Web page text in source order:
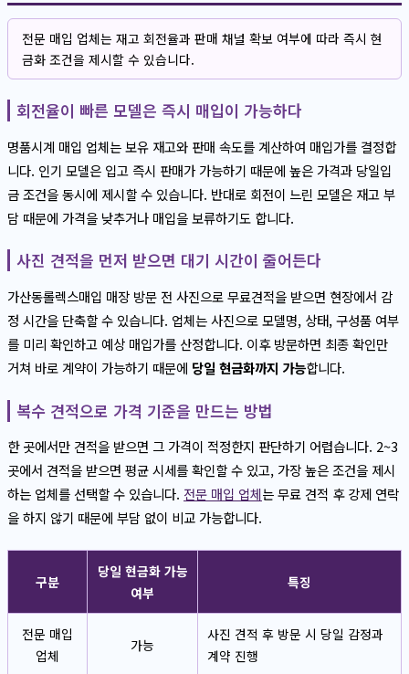
전문 매입 업체는 재고 회전율과 판매 채널 확보 여부에 따라 즉시 현
금화 조건을 제시할 수 있습니다.
회전율이 빠른 모델은 즉시 매입이 가능하다
명품시계 매입 업체는 보유 재고와 판매 속도를 계산하여 매입가를 결정합
니다. 인기 모델은 입고 즉시 판매가 가능하기 때문에 높은 가격과 당일입
금 조건을 동시에 제시할 수 있습니다. 반대로 회전이 느린 모델은 재고 부
담 때문에 가격을 낮추거나 매입을 보류하기도 합니다.
사진 견적을 먼저 받으면 대기 시간이 줄어든다
가산동롤렉스매입 매장 방문 전 사진으로 무료견적을 받으면 현장에서 감
정 시간을 단축할 수 있습니다. 업체는 사진으로 모델명, 상태, 구성품 여부
를 미리 확인하고 예상 매입가를 산정합니다. 이후 방문하면 최종 확인만
거쳐 바로 계약이 가능하기 때문에 당일 현금화까지 가능합니다.
복수 견적으로 가격 기준을 만드는 방법
한 곳에서만 견적을 받으면 그 가격이 적정한지 판단하기 어렵습니다. 2~3
곳에서 견적을 받으면 평균 시세를 확인할 수 있고, 가장 높은 조건을 제시
하는 업체를 선택할 수 있습니다. 전문 매입 업체는 무료 견적 후 강제 연락
을 하지 않기 때문에 부담 없이 비교 가능합니다.
구분
당일 현금화 가능
여부
특징
전문 매입
업체
가능
사진 견적 후 방문 시 당일 감정과
계약 진행